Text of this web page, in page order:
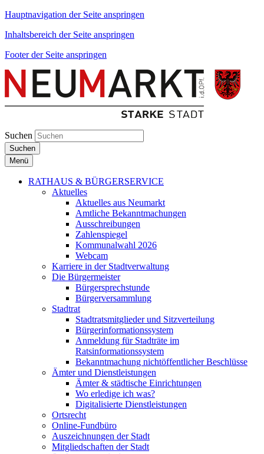
Hauptnavigation der Seite anspringen
Inhaltsbereich der Seite anspringen
Footer der Seite anspringen
Suchen
Suchen
Menü
RATHAUS & BÜRGERSERVICE
Aktuelles
Aktuelles aus Neumarkt
Amtliche Bekanntmachungen
Ausschreibungen
Zahlenspiegel
Kommunalwahl 2026
Webcam
Karriere in der Stadtverwaltung
Die Bürgermeister
Bürgersprechstunde
Bürgerversammlung
Stadtrat
Stadtratsmitglieder und Sitzverteilung
Bürgerinformationssystem
Anmeldung für Stadträte im
Ratsinformationssystem
Bekanntmachung nichtöffentlicher Beschlüsse
Ämter und Dienstleistungen
Ämter & städtische Einrichtungen
Wo erledige ich was?
Digitalisierte Dienstleistungen
Ortsrecht
Online-Fundbüro
Auszeichnungen der Stadt
Mitgliedschaften der Stadt